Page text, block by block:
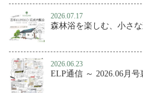
2026.07.17
2026.06.23
ELP通信 ～ 2026.06月号